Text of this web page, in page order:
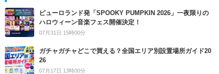
ピューロランド発「SPOOKY PUMPKIN 2026」一夜限りの
ハロウィーン音楽フェス開催決定！
07月31日 15時00分
ガチャガチャどこで買える？全国エリア別設置場所ガイド20
26
07月17日 13時00分